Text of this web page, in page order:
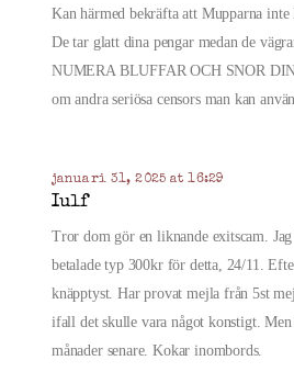
Kan härmed bekräfta att Mupparna inte
De tar glatt dina pengar medan de
NUMERA BLUFFAR OCH SNOR
om andra seriösa censors man kan
januari 31, 2025 at 16:29
Iulf
Tror dom gör en liknande exitscam.
betalade typ 300kr för detta, 24/11.
knäpptyst. Har provat mejla från 5st
ifall det skulle vara något konstigt.
månader senare. Kokar inombords.